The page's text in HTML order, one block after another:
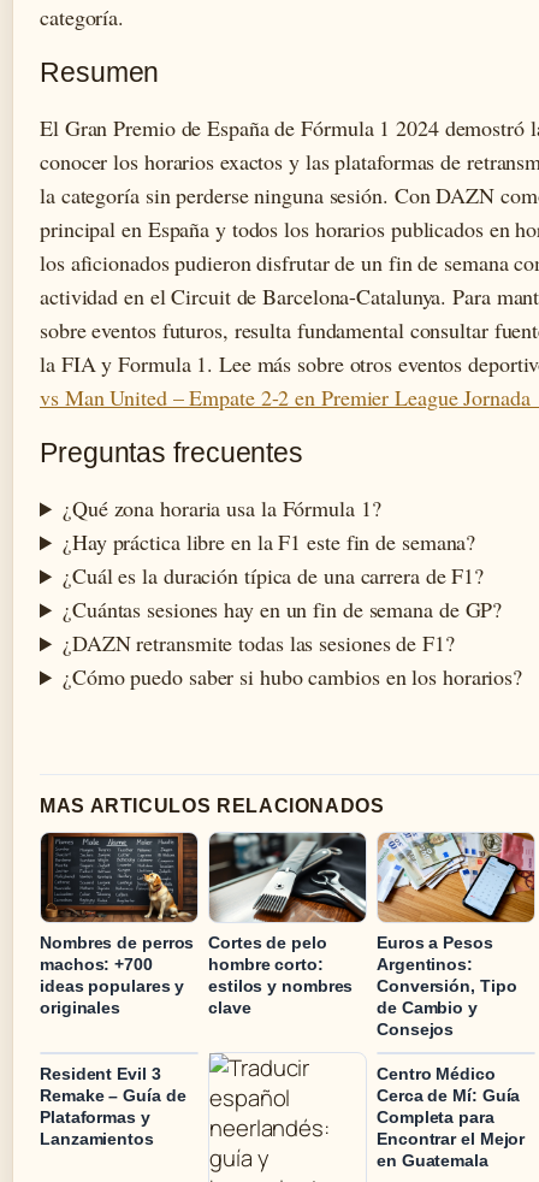
categoría.
Resumen
El Gran Premio de España de Fórmula 1 2024 demostró
conocer los horarios exactos y las plataformas de
la categoría sin perderse ninguna sesión. Con DAZN
principal en España y todos los horarios publicados en
los aficionados pudieron disfrutar de un fin de semana
actividad en el Circuit de Barcelona-Catalunya. Para
sobre eventos futuros, resulta fundamental consultar
la FIA y Formula 1. Lee más sobre otros eventos
vs Man United – Empate 2-2 en Premier League Jornada
Preguntas frecuentes
¿Qué zona horaria usa la Fórmula 1?
¿Hay práctica libre en la F1 este fin de semana?
¿Cuál es la duración típica de una carrera de F1?
¿Cuántas sesiones hay en un fin de semana de GP?
¿DAZN retransmite todas las sesiones de F1?
¿Cómo puedo saber si hubo cambios en los horarios?
MAS ARTICULOS RELACIONADOS
Nombres de perros
machos: +700
ideas populares y
originales
Cortes de pelo
hombre corto:
estilos y nombres
clave
Euros a Pesos
Argentinos:
Conversión, Tipo
de Cambio y
Consejos
Resident Evil 3
Remake – Guía de
Plataformas y
Lanzamientos
Centro Médico
Cerca de Mí: Guía
Completa para
Encontrar el Mejor
en Guatemala